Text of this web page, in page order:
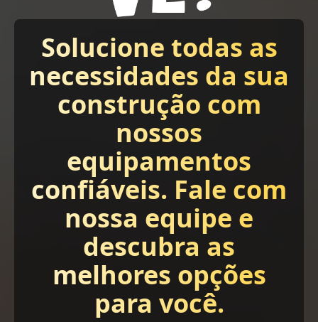
Solucione todas as
necessidades da sua
construção com
nossos
equipamentos
confiáveis. Fale com
nossa equipe e
descubra as
melhores opções
para você.